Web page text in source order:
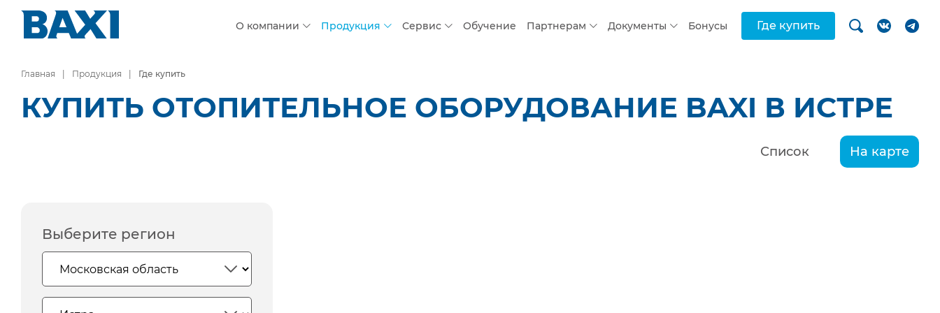
О компании Продукция Сервис Обучение Партнерам Документы Бонусы Где купить
Главная Продукция Где купить
КУПИТЬ ОТОПИТЕЛЬНОЕ ОБОРУДОВАНИЕ BAXI В ИСТРЕ
Список На карте
Выберите регион